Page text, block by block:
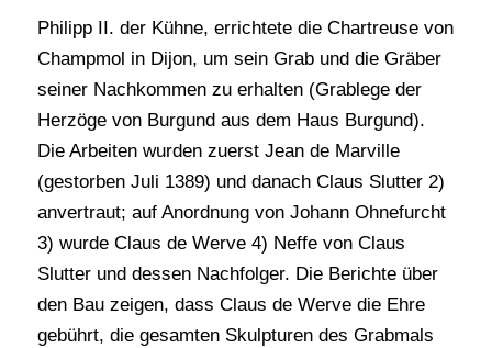
Philipp II. der Kühne, errichtete die Chartreuse von
Champmol in Dijon, um sein Grab und die Gräber
seiner Nachkommen zu erhalten (Grablege der
Herzöge von Burgund aus dem Haus Burgund).
Die Arbeiten wurden zuerst Jean de Marville
(gestorben Juli 1389) und danach Claus Slutter 2)
anvertraut; auf Anordnung von Johann Ohnefurcht
3) wurde Claus de Werve 4) Neffe von Claus
Slutter und dessen Nachfolger. Die Berichte über
den Bau zeigen, dass Claus de Werve die Ehre
gebührt, die gesamten Skulpturen des Grabmals